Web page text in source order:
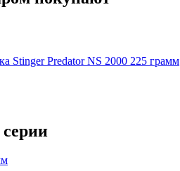
Stinger Predator NS 2000 225 грамм